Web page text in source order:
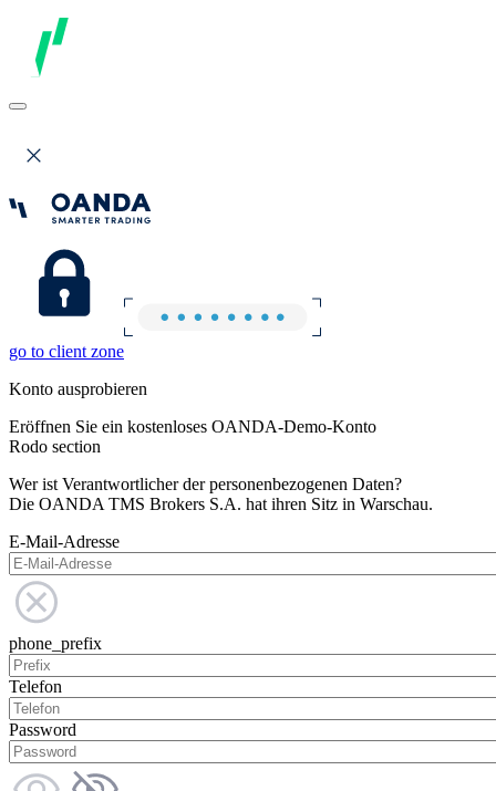
go to client zone
Konto ausprobieren
Eröffnen Sie ein kostenloses OANDA-Demo-Konto
Rodo section
Wer ist Verantwortlicher der personenbezogenen Daten?
Die OANDA TMS Brokers S.A. hat ihren Sitz in Warschau.
E-Mail-Adresse
phone_prefix
Telefon
Password